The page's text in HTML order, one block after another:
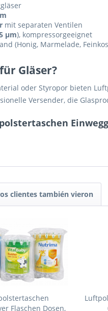
mit separaten Ventilen
µm), kompressorgeeignet
(Honig, Marmelade,
Gläser?
oder Styropor bieten
Versender, die
clientes también vieron
Flaschen Dosen,